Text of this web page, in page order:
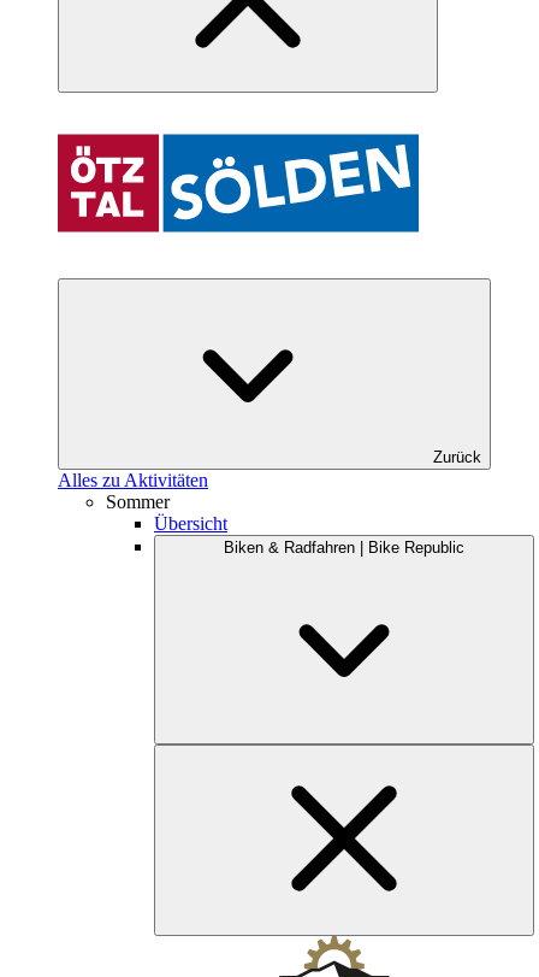
Zurück
Alles zu Aktivitäten
Sommer
Übersicht
Biken & Radfahren | Bike Republic